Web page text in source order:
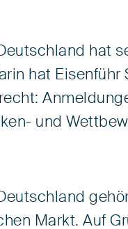
hat
hat Eisenführ
und
Markt. Auf